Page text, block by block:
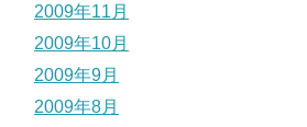
2009年11月
2009年10月
2009年9月
2009年8月